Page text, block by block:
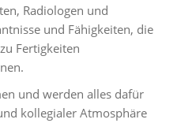
Radiologen und
und Fähigkeiten, die
Fertigkeiten
und werden alles dafür
kollegialer Atmosphäre